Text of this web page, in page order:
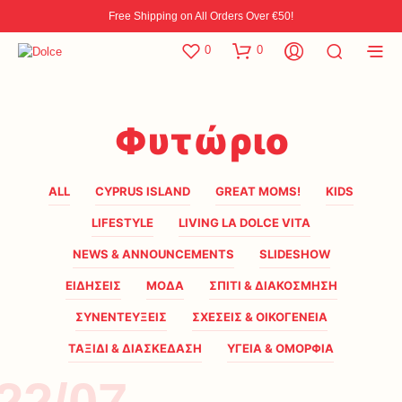
Free Shipping on All Orders Over €50!
0 0
Φυτώριο
ALL CYPRUS ISLAND GREAT MOMS! KIDS
LIFESTYLE LIVING LA DOLCE VITA
NEWS & ANNOUNCEMENTS SLIDESHOW
ΕΙΔΗΣΕΙΣ ΜΟΔΑ ΣΠΙΤΙ & ΔΙΑΚΟΣΜΗΣΗ
ΣΥΝΕΝΤΕΥΞΕΙΣ ΣΧΕΣΕΙΣ & ΟΙΚΟΓΕΝΕΙΑ
ΤΑΞΙΔΙ & ΔΙΑΣΚΕΔΑΣΗ ΥΓΕΙΑ & ΟΜΟΡΦΙΑ